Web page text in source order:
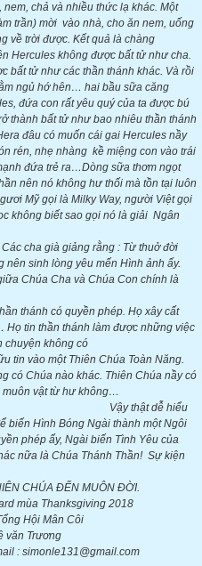
chả và nhiều thức lạ khác. Một
trần) mời vào nhà, cho ăn nem, uống
về trời được. Kết quả là chàng
Hercules không được bất tử như cha.
bất tử như các thần thánh khác. Và rồi
ngủ hớ hên… hai bầu sữa căng
đứa con rất yêu quý của ta được bú
thành bất tử như bao nhiêu thần thánh
đâu có muốn cái gai Hercules nầy
rén, nhẹ nhàng kề miệng con vào trái
đứa trẻ ra…Dòng sữa thơm ngọt
nên nó không hư thối mà tồn tại luôn
Mỹ gọi là Milky Way, người Việt gọi
không biết sao gọi nó là giải Ngân
cha già giảng rằng : Từ thuở đời
nên sinh lòng yêu mến Hình ảnh ấy.
Chúa Cha và Chúa Con chính là
thánh có quyền phép. Họ xây cất
tin thần thánh làm được những việc
chuyện không có
Thiên Chúa Toàn Năng.
có Chúa nào khác. Thiên Chúa nầy có
vật từ hư không…
dễ hiểu
biến Hình Bóng Ngài thành một Ngôi
phép ấy, Ngài biến Tình Yêu của
nữa là Chúa Thánh Thần! Sự kiện
ĐẾN MUÔN ĐỜI.
2018
Côi